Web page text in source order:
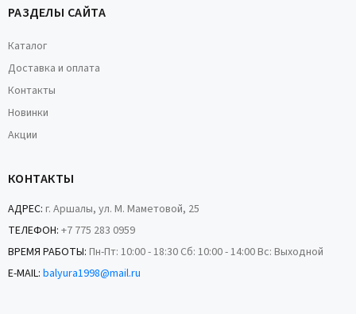
РАЗДЕЛЫ САЙТА
Каталог
Доставка и оплата
Контакты
Новинки
Акции
КОНТАКТЫ
АДРЕС: г. Аршалы, ул. М. Маметовой, 25
ТЕЛЕФОН: +7 775 283 0959
ВРЕМЯ РАБОТЫ: Пн-Пт: 10:00 - 18:30 Сб: 10:00 - 14:00 Вс: Выходной
E-MAIL: balyura1998@mail.ru